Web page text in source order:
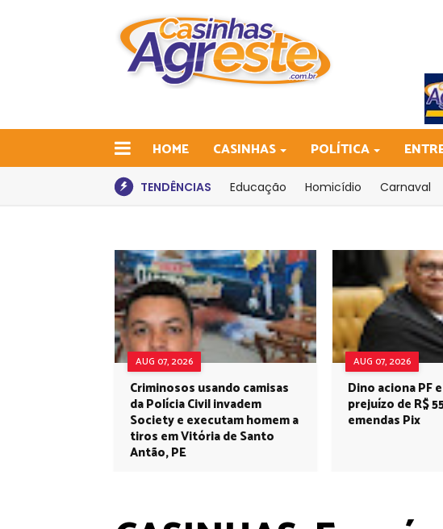
HOME CASINHAS POLÍTICA
TENDÊNCIAS Educação Homicídio Carnaval
AUG 07, 2026
Criminosos usando camisas
da Polícia Civil invadem
Society e executam homem a
tiros em Vitória de Santo
Antão, PE
AUG 07, 2026
Dino aciona PF
prejuízo de R$
emendas Pix